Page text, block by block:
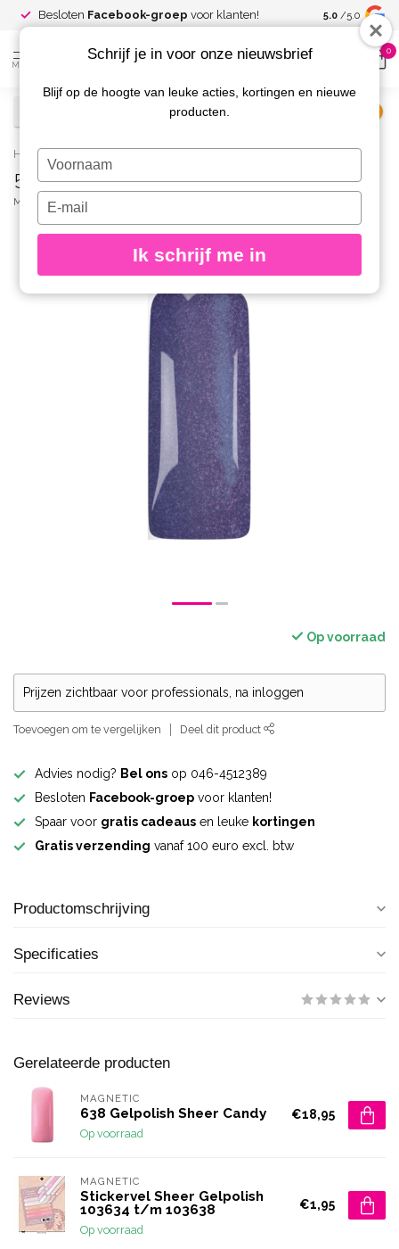
Besloten Facebook-groep voor klanten! Spaar voor
kortingen
5.0 /5.0
MENU
0
Home / 582 Gelpolish Violet Vibes Glitter
582 Gelpolish Violet Vibes Glitter
MAGNETIC
Op voorraad
Prijzen zichtbaar voor professionals, na inloggen
Toevoegen om te vergelijken Deel dit product
Advies nodig? Bel ons op 046-4512389
Besloten Facebook-groep voor klanten!
Spaar voor gratis cadeaus en leuke kortingen
Gratis verzending vanaf 100 euro excl. btw
Productomschrijving
Specificaties
Reviews
Gerelateerde producten
MAGNETIC
638 Gelpolish Sheer Candy
Op voorraad
€18,95
MAGNETIC
Stickervel Sheer Gelpolish
103634 t/m 103638
Op voorraad
€1,95
Schrijf je in voor onze nieuwsbrief
Blijf op de hoogte van leuke acties, kortingen en nieuwe
producten.
Typ
je
naam
Typ
je
e-
in
Ik schrijf me in